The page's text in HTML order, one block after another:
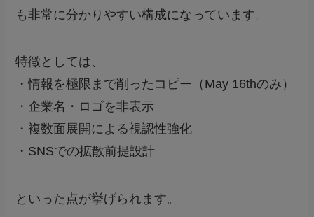
も非常に分かりやすい構成になっています。
特徴としては、
・情報を極限まで削ったコピー（May 16thのみ）
・企業名・ロゴを非表示
・複数面展開による視認性強化
・SNSでの拡散前提設計
といった点が挙げられます。